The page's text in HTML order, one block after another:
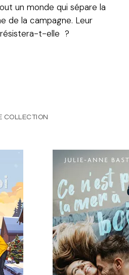
un monde qui sépare la
de la campagne. Leur
t-elle ?
COLLECTION